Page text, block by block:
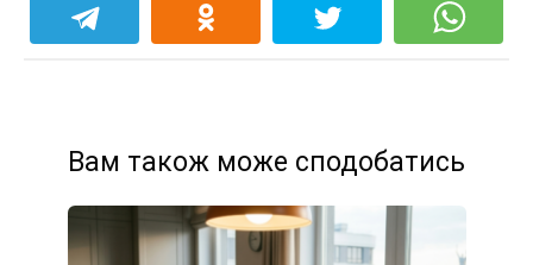
Вам також може сподобатись